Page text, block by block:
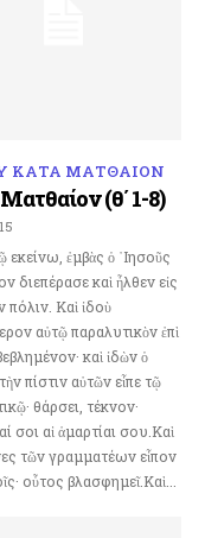
ΚΑΤΑ ΜΑΤΘΑΙΟΝ
(θ΄ 1-8)
εκείνω, ἐμβὰς ὁ ᾿Ιησοῦς
διεπέρασε καὶ ἦλθεν εἰς
πόλιν. Καὶ ἰδοὺ
αὐτῷ παραλυτικὸν ἐπὶ
καὶ ἰδὼν ὁ
πίστιν αὐτῶν εἶπε τῷ
θάρσει, τέκνον·
σοι αἱ ἁμαρτίαι σου.Καὶ
τῶν γραμματέων εἶπον
οὗτος βλασφημεῖ.Καὶ...